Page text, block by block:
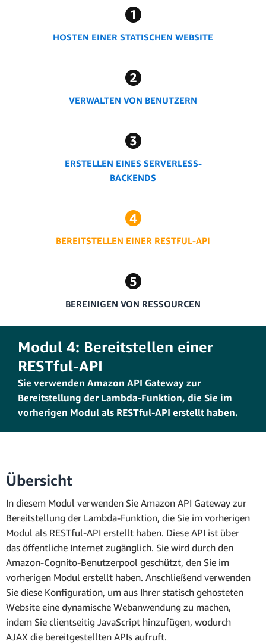
HOSTEN EINER STATISCHEN WEBSITE
VERWALTEN VON BENUTZERN
ERSTELLEN EINES SERVERLESS-
BACKENDS
BEREITSTELLEN EINER RESTFUL-API
BEREINIGEN VON RESSOURCEN
Modul 4: Bereitstellen einer
RESTful-API
Sie verwenden Amazon API Gateway zur
Bereitstellung der Lambda-Funktion, die Sie im
vorherigen Modul als RESTful-API erstellt haben.
Übersicht
In diesem Modul verwenden Sie Amazon API Gateway zur
Bereitstellung der Lambda-Funktion, die Sie im vorherigen
Modul als RESTful-API erstellt haben. Diese API ist über
das öffentliche Internet zugänglich. Sie wird durch den
Amazon-Cognito-Benutzerpool geschützt, den Sie im
vorherigen Modul erstellt haben. Anschließend verwenden
Sie diese Konfiguration, um aus Ihrer statisch gehosteten
Website eine dynamische Webanwendung zu machen,
indem Sie clientseitig JavaScript hinzufügen, wodurch
AJAX die bereitgestellten APIs aufruft.